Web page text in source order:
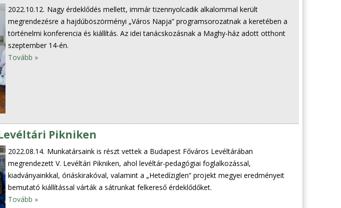
2022.10.12. Nagy érdeklődés mellett, immár tizennyolcadik alkalommal került
megrendezésre a hajdúböszörményi „Város Napja” programsorozatnak a keretében a
történelmi konferencia és kiállítás. Az idei tanácskozásnak a Maghy-ház adott otthont
szeptember 14-én.
Tovább »
Pikniken
2022.08.14. Munkatársaink is részt vettek a Budapest Főváros Levéltárában
megrendezett V. Levéltári Pikniken, ahol levéltár-pedagógiai foglalkozással,
kiadványainkkal, óriáskirakóval, valamint a „Hetedíziglen” projekt megyei eredményeit
bemutató kiállítással várták a sátrunkat felkereső érdeklődőket.
Tovább »